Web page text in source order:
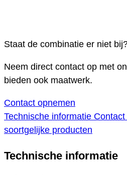
Staat de combinatie er niet
Neem direct contact op met
bieden ook maatwerk.
Contact opnemen
Technische informatie Contact
soortgelijke producten
Technische informatie